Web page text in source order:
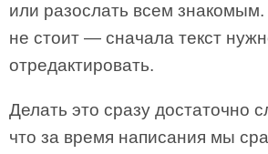
или разослать всем знакомым.
не стоит — сначала текст
отредактировать.
Делать это сразу достаточно
что за время написания мы